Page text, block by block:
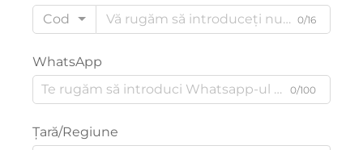
Cod
0/16
WhatsApp
0/100
Țară/Regiune